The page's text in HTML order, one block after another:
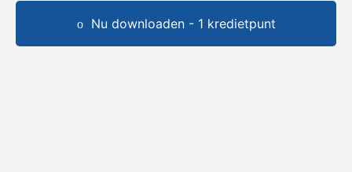
Nu downloaden - 1 kredietpunt